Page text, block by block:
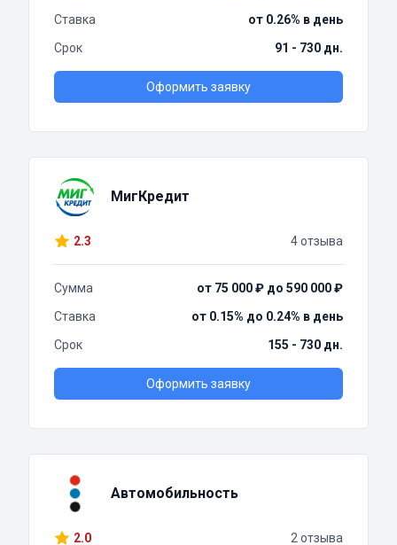
Ставка
от 0.26% в день
Срок
91 - 730 дн.
Оформить заявку
МигКредит
2.3 4 отзыва
Сумма
от 75 000 ₽ до 590 000 ₽
Ставка
от 0.15% до 0.24% в день
Срок
155 - 730 дн.
Оформить заявку
Автомобильность
2.0 2 отзыва